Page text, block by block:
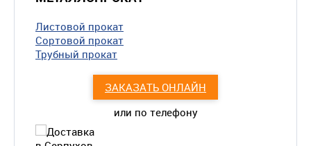
Листовой прокат
Сортовой прокат
Трубный прокат
ЗАКАЗАТЬ ОНЛАЙН
или по телефону